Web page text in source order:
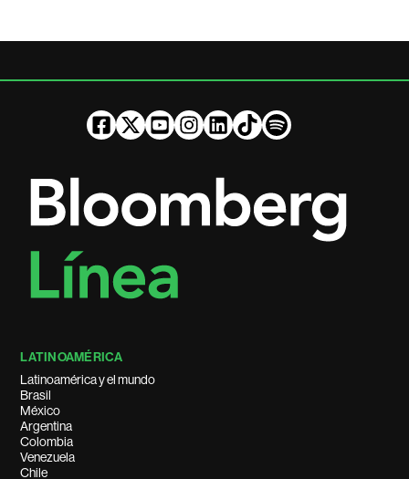
LATINOAMÉRICA
Latinoamérica y el mundo
Brasil
México
Argentina
Colombia
Venezuela
Chile